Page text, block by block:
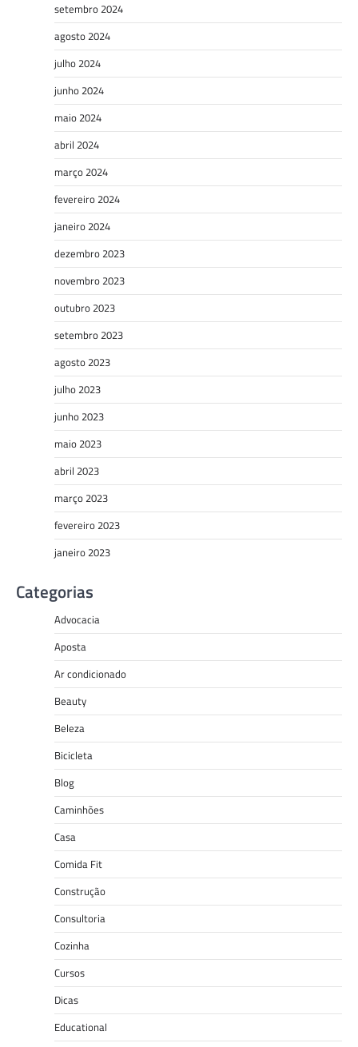
setembro 2024
agosto 2024
julho 2024
junho 2024
maio 2024
abril 2024
março 2024
fevereiro 2024
janeiro 2024
dezembro 2023
novembro 2023
outubro 2023
setembro 2023
agosto 2023
julho 2023
junho 2023
maio 2023
abril 2023
março 2023
fevereiro 2023
janeiro 2023
Categorias
Advocacia
Aposta
Ar condicionado
Beauty
Beleza
Bicicleta
Blog
Caminhões
Casa
Comida Fit
Construção
Consultoria
Cozinha
Cursos
Dicas
Educational